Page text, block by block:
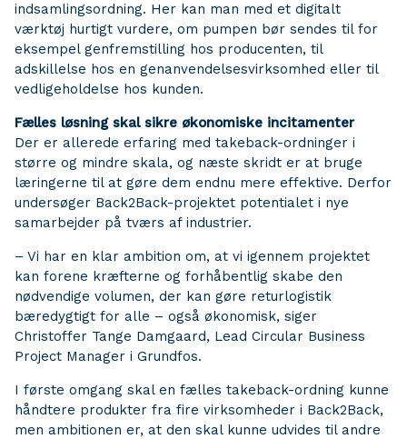
indsamlingsordning. Her kan man med et digitalt
værktøj hurtigt vurdere, om pumpen bør sendes til for
eksempel genfremstilling hos producenten, til
adskillelse hos en genanvendelsesvirksomhed eller til
vedligeholdelse hos kunden.
Fælles løsning skal sikre økonomiske incitamenter
Der er allerede erfaring med takeback-ordninger i
større og mindre skala, og næste skridt er at bruge
læringerne til at gøre dem endnu mere effektive. Derfor
undersøger Back2Back-projektet potentialet i nye
samarbejder på tværs af industrier.
– Vi har en klar ambition om, at vi igennem projektet
kan forene kræfterne og forhåbentlig skabe den
nødvendige volumen, der kan gøre returlogistik
bæredygtigt for alle – også økonomisk, siger
Christoffer Tange Damgaard, Lead Circular Business
Project Manager i Grundfos.
I første omgang skal en fælles takeback-ordning kunne
håndtere produkter fra fire virksomheder i Back2Back,
men ambitionen er, at den skal kunne udvides til andre